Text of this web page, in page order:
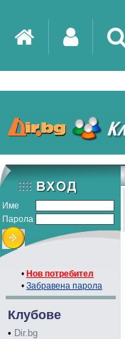
Име
Парола
• Нов потребител
• Забравена парола
Клубове
• Dir.bg